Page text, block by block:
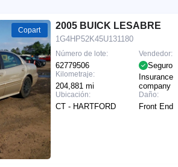
Copart 2005 BUICK LESABRE
1G4HP52K45U131180
Número de lote:
62779506
Kilometraje:
204,881 mi
Ubicación:
CT - HARTFORD
Vendedor:
Seguro
Insurance
company
Daño:
Front End